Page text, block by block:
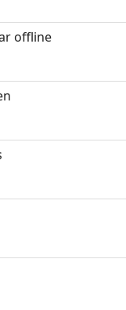
offline